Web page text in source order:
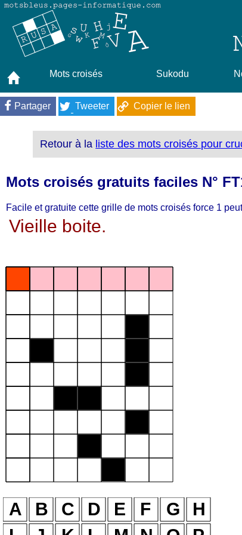
Mots croisés Sukodu
Partager Tweeter Copier le lien
Retour à la liste des mots croisés pour
Mots croisés gratuits faciles N°
Facile et gratuite cette grille de mots croisés force 1
Vieille boite.